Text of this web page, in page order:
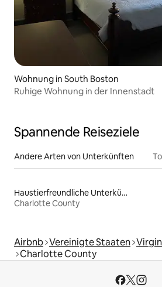
Wohnung in South Boston
Ruhige Wohnung in der Innenstadt
Spannende Reiseziele
Andere Arten von Unterkünften
Haustierfreundliche Unterkünfte
Charlotte County
Airbnb Vereinigte Staaten
Charlotte County